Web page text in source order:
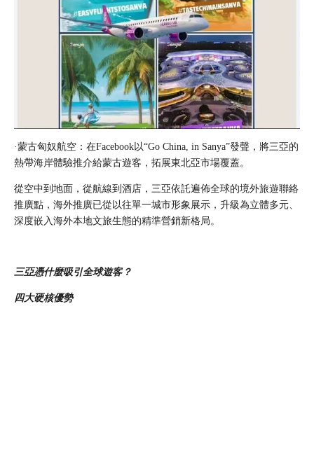
·蒙古匈奴航空 ：在Facebook以“Go China, in Sanya”發聲，將三亞的
熱帶海岸體驗推介給蒙古遊客，拓展東北亞市場覆蓋。
從空中到地面，從航線到酒店，三亞依託遍佈全球的境外旅遊聯絡
推廣點，海外推廣已從以往單一城市形象展示，升級為立體多元、
深度嵌入海外本地文旅生態的精準營銷新格局。
三亞憑什麼吸引全球遊客？
四大硬核優勢